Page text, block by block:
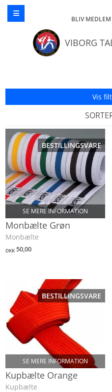
BLIV MEDLEM
VIBORG
Vis
BESTILLINGSVARE
SE MERE INFORMATION
Monbælte Grøn
Monbælte
DKK50,00
BESTILLINGSVARE
SE MERE INFORMATION
Kupbælte Orange
Kupbælte